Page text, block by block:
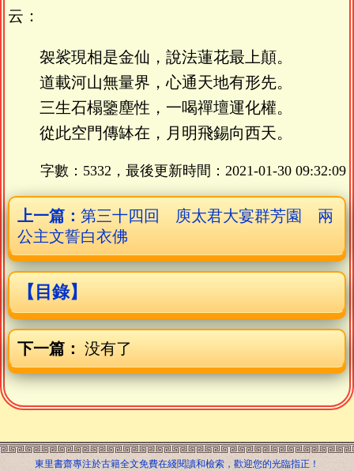
云：
袈裟現相是金仙，說法蓮花最上顛。
道載河山無量界，心通天地有形先。
三生石榻鑒塵性，一喝禪壇運化權。
從此空門傳缽在，月明飛錫向西天。
字數：5332，最後更新時間： 2021-01-30 09:32:09
上一篇： 第三十四回 庾太君大宴群芳園 兩
公主文誓白衣佛
【目錄】
下一篇： 没有了
東里書齋專注於古籍全文免費在綫閱讀和檢索，歡迎您的光臨指正！